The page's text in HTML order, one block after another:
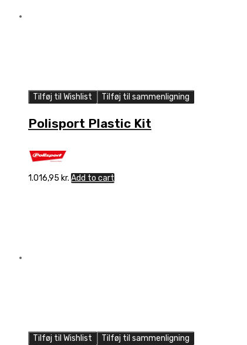
Tilføj til Wishlist Tilføj til sammenligning
Polisport Plastic Kit
1.016,95 kr. Add to cart
Tilføj til Wishlist Tilføj til sammenligning